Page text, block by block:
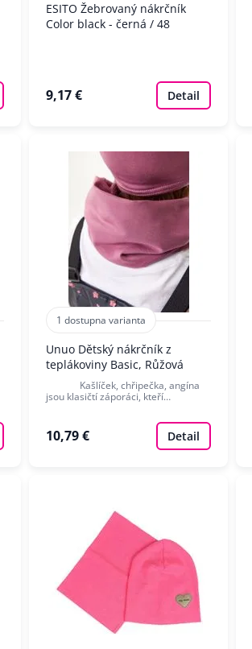
ESITO Žebrovaný nákrčník
Color black - černá / 48
9,17 € Detail
1 dostupna varianta
Unuo Dětský nákrčník z
teplákoviny Basic, Růžová
Kašlíček, chřipečka, angína
jsou klasičtí záporáci, kteří…
10,79 € Detail